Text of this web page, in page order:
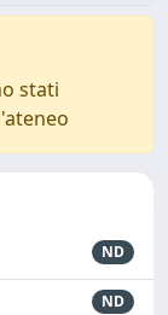
stati
ND
ND